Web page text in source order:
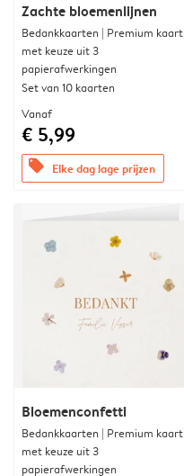
Zachte bloemenlijnen
Bedankkaarten | Premium kaart
met keuze uit 3
papierafwerkingen
Set van 10 kaarten
Vanaf
€ 5,99
offers Elke dag lage prijzen
Bloemenconfetti
Bedankkaarten | Premium kaart
met keuze uit 3
papierafwerkingen